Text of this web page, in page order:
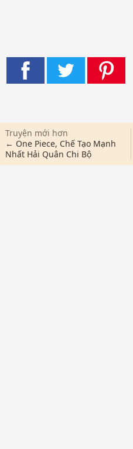
Truyện mới hơn
← One Piece, Chế Tạo Mạnh
Nhất Hải Quân Chi Bộ